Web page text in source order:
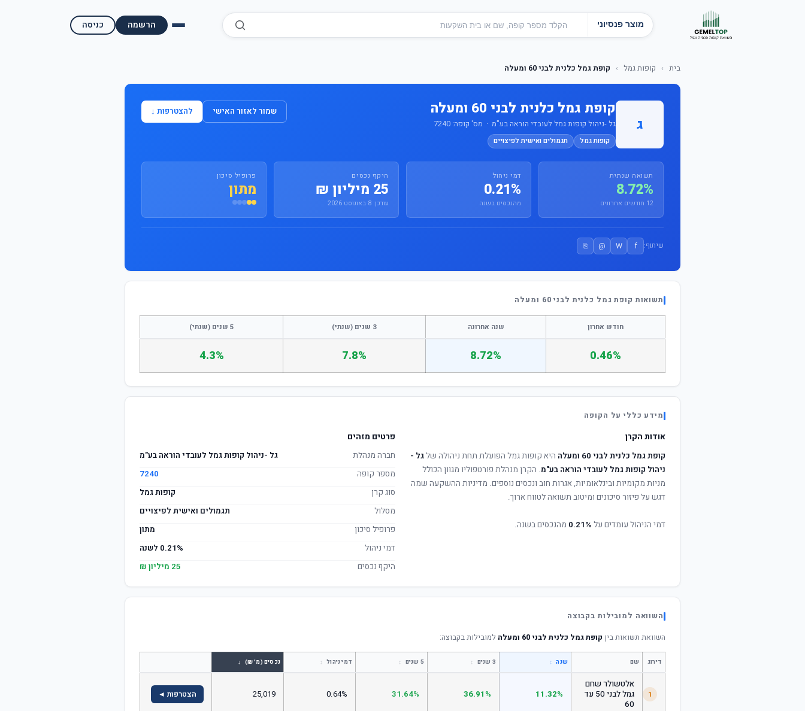
כניסה הרשמה
השוואת בתי השקעות למסחר עצמאי
מאמרים ומדריכים
מוצר פנסיוני
בית › קופות גמל › קופת גמל כלנית לבני 60 ומעלה
ג
קופת גמל כלנית לבני 60 ומעלה
גל -ניהול קופות גמל לעובדי הוראה בע"מ · מס' קופה: 7240
קופות גמל תגמולים ואישית לפיצויים
שמור לאזור האישי להצטרפות ↓
תשואה שנתית
8.72%
12 חודשים אחרונים
דמי ניהול
0.21%
מהנכסים בשנה
היקף נכסים
25 מיליון ₪
עודכן: 8 באוגוסט 2026
פרופיל סיכון
מתון
שיתוף: f
W
@
⎘
תשואות קופת גמל כלנית לבני 60 ומעלה
חודש אחרון שנה אחרונה 3 שנים (שנתי) 5 שנים (שנתי)
0.46%
8.72%
7.8%
4.3%
מידע כללי על הקופה
אודות הקרן
קופת גמל כלנית לבני 60 ומעלה
היא קופות גמל הפועלת תחת ניהולה שלגל -
ניהול קופות גמל לעובדי הוראה בע"מ. הקרן מנהלת פורטפוליו מגוון הכולל
מניות מקומיות ובינלאומיות, אגרות חוב ונכסים נוספים. מדיניות ההשקעה שמה
דגש על פיזור סיכונים ומיטוב תשואה לטווח ארוך.
דמי הניהול עומדים על 0.21% מהנכסים בשנה.
פרטים מזהים
חברה מנהלת
גל -ניהול קופות גמל לעובדי הוראה בע"מ
מספר קופה
7240
סוג קרן
קופות גמל
מסלול
תגמולים ואישית לפיצויים
פרופיל סיכון
מתון
דמי ניהול
0.21% לשנה
היקף נכסים
25 מיליון ₪
השוואה למובילות בקבוצה
השוואת תשואות בין קופת גמל כלנית לבני 60 ומעלה למובילות בקבוצה:
דירוג שם שנה ↕ 3 שנים ↕ 5 שנים ↕ דמי ניהול ↕ נכסים (מ' ₪) ↓
1
אלטשולר שחם
גמל לבני 50 עד
60
11.32%
36.91%
31.64%
0.64%
25,019 הצטרפות ◄